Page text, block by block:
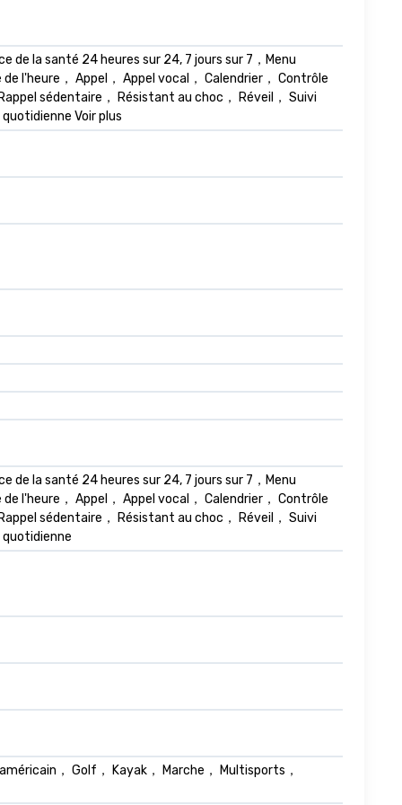
de la santé 24 heures sur 24, 7 jours sur 7，Menu
l'heure， Appel， Appel vocal， Calendrier， Contrôle
sédentaire， Résistant au choc， Réveil， Suivi
Voir plus
de la santé 24 heures sur 24, 7 jours sur 7，Menu
l'heure， Appel， Appel vocal， Calendrier， Contrôle
sédentaire， Résistant au choc， Réveil， Suivi
， Golf， Kayak， Marche， Multisports，